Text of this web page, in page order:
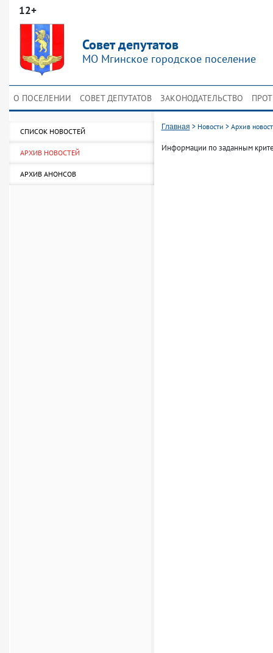
12+
Совет депутатов
МО Мгинское городское поселение
О ПОСЕЛЕНИИ СОВЕТ ДЕПУТАТОВ ЗАКОНОДАТЕЛЬСТВО
СПИСОК НОВОСТЕЙ
АРХИВ НОВОСТЕЙ
АРХИВ АНОНСОВ
Главная > Новости > Архив
Информации по заданным